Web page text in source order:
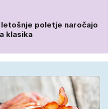
letošnje poletje naročajo
klasika